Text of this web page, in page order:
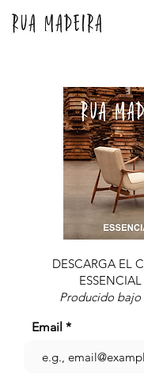
DESCARGA EL
Producido bajo
Email